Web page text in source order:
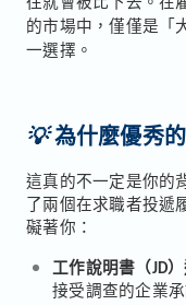
往就會被比下去。在
的市場中，僅僅是「
一選擇。
💡為什麼優秀
這真的不一定是你的
了兩個在求職者投遞
礙著你：
工作說明書（JD
接受調查的企業